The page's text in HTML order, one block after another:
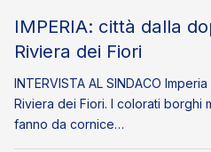
IMPERIA: città dalla
Riviera dei Fiori
INTERVISTA AL SINDACO
Riviera dei Fiori. I colorati borghi
fanno da cornice…